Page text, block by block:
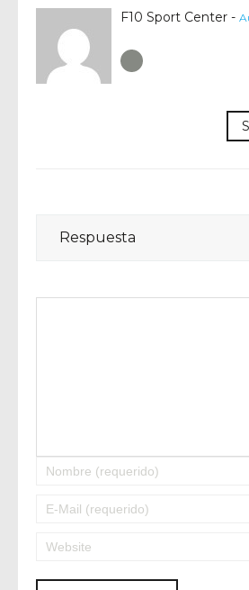
F10 Sport Center -
Respuesta